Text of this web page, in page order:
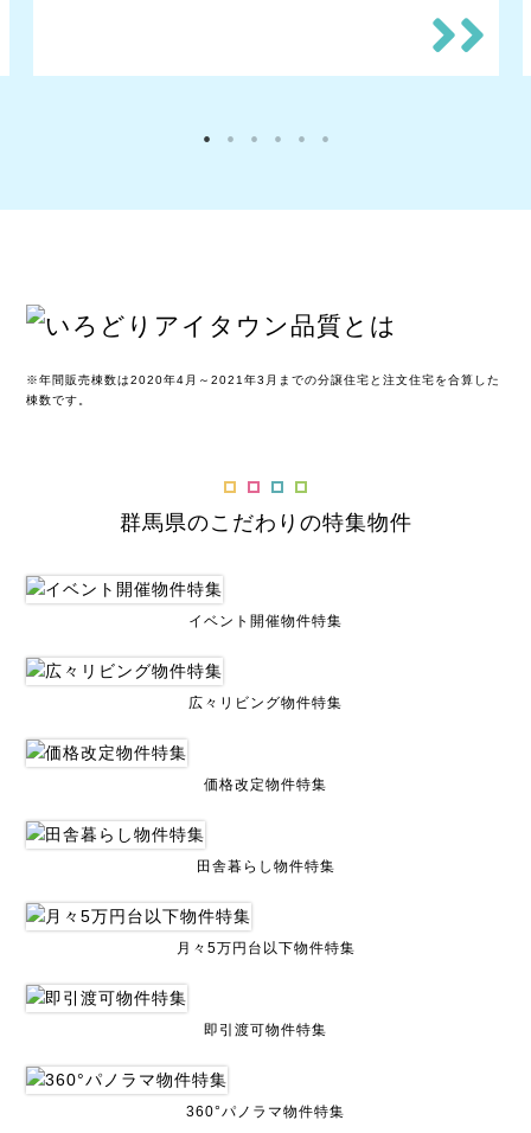
※年間販売棟数は2020年4月～2021年3月までの分譲住宅と注文住宅を合算した
棟数です。
群馬県のこだわりの特集物件
イベント開催物件特集
広々リビング物件特集
価格改定物件特集
田舎暮らし物件特集
月々5万円台以下物件特集
即引渡可物件特集
360°パノラマ物件特集